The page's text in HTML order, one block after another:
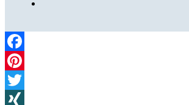
Facebook
Pinterest
Twitter